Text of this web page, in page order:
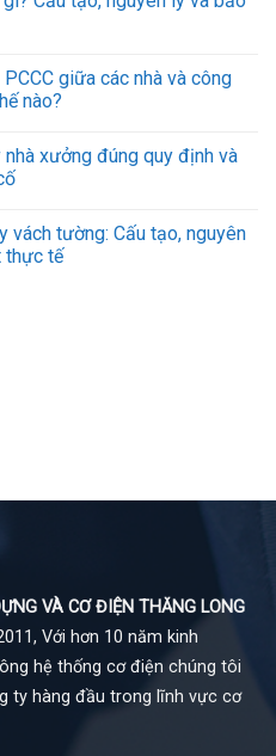
giữa các nhà và công
nào?
xưởng đúng quy định và
vách tường: Cấu tạo, nguyên
thực tế
VÀ CƠ ĐIỆN THĂNG LONG
Với hơn 10 năm kinh
hệ thống cơ điện chúng tôi
ty hàng đầu trong lĩnh vực cơ